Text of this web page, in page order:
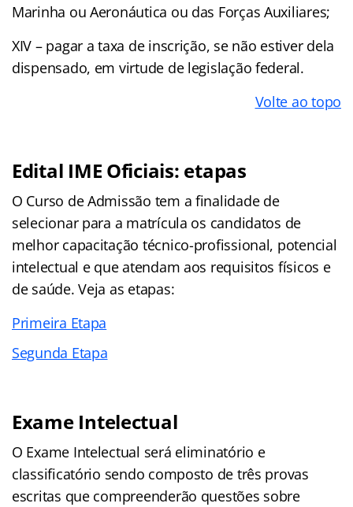
Marinha ou Aeronáutica ou das Forças Auxiliares;
XIV – pagar a taxa de inscrição, se não estiver dela
dispensado, em virtude de legislação federal.
Volte ao topo
Edital IME Oficiais: etapas
O Curso de Admissão tem a finalidade de
selecionar para a matrícula os candidatos de
melhor capacitação técnico-profissional, potencial
intelectual e que atendam aos requisitos físicos e
de saúde. Veja as etapas:
Primeira Etapa
Segunda Etapa
Exame Intelectual
O Exame Intelectual será eliminatório e
classificatório sendo composto de três provas
escritas que compreenderão questões sobre